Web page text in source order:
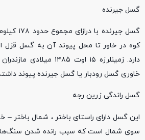
گسل جیرنده
گسل
کوه در خاور تا محل پیوند آن به گسل قزل
دارد. زمینلرزه ۱۵ اوت
خاوری گسل رودبار یا گسل جیرنده پیوند
گسل راندگی زرین رجه
این گسل دارای راستای باختر ، شمال باختر –
سوی شمال است که سبب رانده شدن